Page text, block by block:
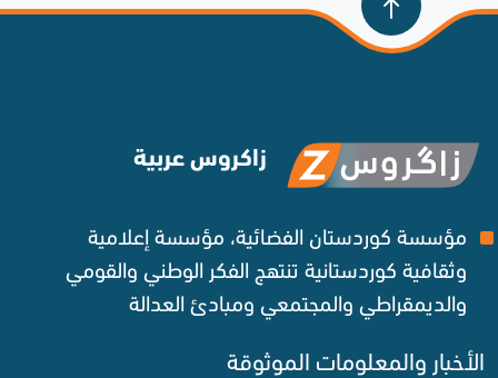
زاكروس عربية
مؤسسة كوردستان الفضائية، مؤسسة إعلامية
وثقافية كوردستانية تنتهج الفكر الوطني والقومي
والديمقراطي والمجتمعي ومبادئ العدالة ‌
الأخبار والمعلومات الموثوقة‌